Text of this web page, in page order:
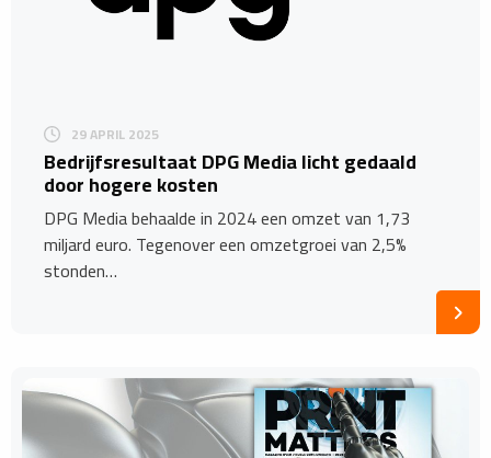
29 APRIL 2025
Bedrijfsresultaat DPG Media licht gedaald
door hogere kosten
DPG Media behaalde in 2024 een omzet van 1,73
miljard euro. Tegenover een omzetgroei van 2,5%
stonden…